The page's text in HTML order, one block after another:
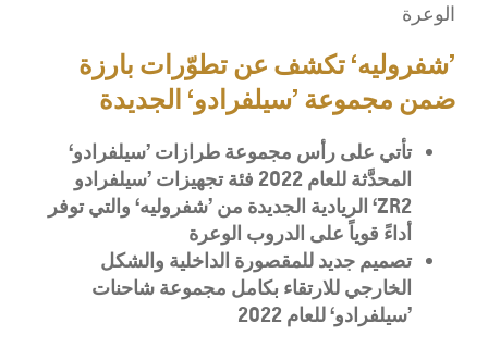
الوعرة
’شفروليه‘ تكشف عن تطوّرات بارزة
ضمن مجموعة ’سيلفرادو‘ الجديدة
تأتي على رأس مجموعة طرازات ’سيلفرادو‘
المحدَّثة للعام 2022 فئة تجهيزات ’سيلفرادو
ZR2‘ الريادية الجديدة من ’شفروليه‘ والتي توفر
أداءً قوياً على الدروب الوعرة
تصميم جديد للمقصورة الداخلية والشكل
الخارجي للارتقاء بكامل مجموعة شاحنات
’سيلفرادو‘ للعام 2022